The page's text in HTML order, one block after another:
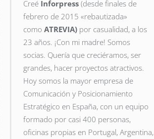
Creé Inforpress (desde finales de
febrero de 2015 «rebautizada»
como ATREVIA) por casualidad, a los
23 años. ¡Con mi madre! Somos
socias. Quería que creciéramos, ser
grandes, hacer proyectos atractivos.
Hoy somos la mayor empresa de
Comunicación y Posicionamiento
Estratégico en España, con un equipo
formado por casi 400 personas,
oficinas propias en Portugal, Argentina,